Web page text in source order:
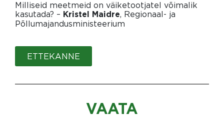
Milliseid meetmeid on väiketootjatel võimalik
kasutada? – Kristel Maidre, Regionaal- ja
Põllumajandusministeerium
ETTEKANNE
VAATA